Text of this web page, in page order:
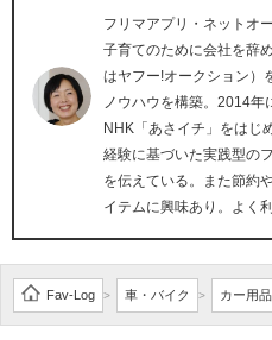
フリマアプリ・ネットオ
子育てのために会社を辞
はヤフー!オークション）
ノウハウを構築。2014年
NHK「あさイチ」をはじ
経験に基づいた実践型の
を伝えている。また節約
イテムに興味あり。よく
Fav-Log > 車・バイク > カー用品